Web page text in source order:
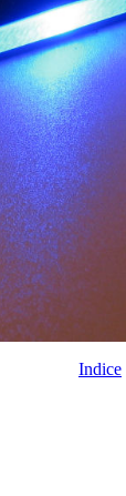
Indice